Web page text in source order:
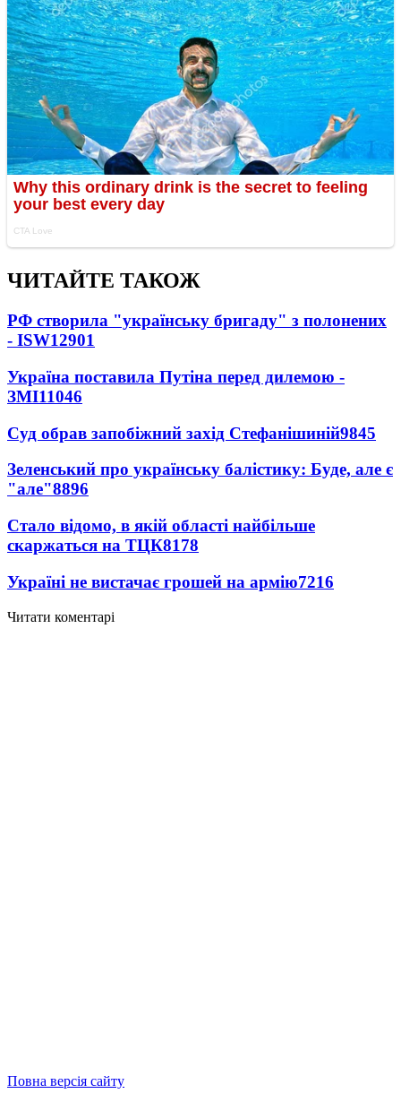
ЧИТАЙТЕ ТАКОЖ
РФ створила "українську бригаду" з полонених
- ISW12901
Україна поставила Путіна перед дилемою -
ЗМІ11046
Суд обрав запобіжний захід Стефанішиній9845
Зеленський про українську балістику: Буде, але є
"але"8896
Стало відомо, в якій області найбільше
скаржаться на ТЦК8178
Україні не вистачає грошей на армію7216
Читати коментарі
Повна версія сайту